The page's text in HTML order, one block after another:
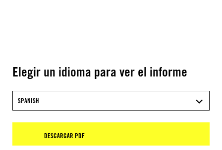
Elegir un idioma para ver el informe
SPANISH
DESCARGAR PDF